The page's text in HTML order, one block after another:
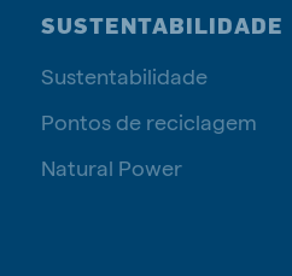
SUSTENTABILIDADE
Sustentabilidade
Pontos de reciclagem
Natural Power